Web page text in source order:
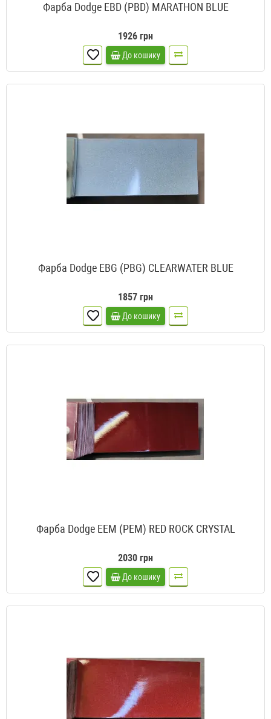
Фарба Dodge EBD (PBD) MARATHON BLUE
1926 грн
До кошику
Фарба Dodge EBG (PBG) CLEARWATER BLUE
1857 грн
До кошику
Фарба Dodge EEM (PEM) RED ROCK CRYSTAL
2030 грн
До кошику